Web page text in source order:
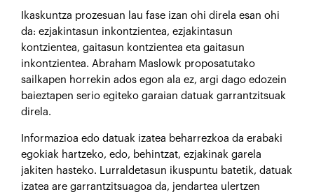
kaskuntza prozesuan lau fase izan ohi direla esan ohi
da: ezjakintasun inkontzientea, ezjakintasun
kontzientea, gaitasun kontzientea eta gaitasun
inkontzientea. Abraham Maslowk proposatutako
sailkapen horrekin ados egon ala ez, argi dago edozein
baieztapen serio egiteko garaian datuak garrantzitsuak
direla.
Informazioa edo datuak izatea beharrezkoa da erabaki
egokiak hartzeko, edo, behintzat, ezjakinak garela
jakiten hasteko. Lurraldetasun ikuspuntu batetik, datuak
izatea are garrantzitsuagoa da, jendartea ulertzen